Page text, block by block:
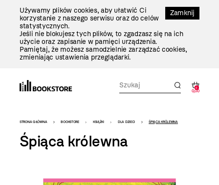
Zamknij
Używamy plików cookies, aby ułatwić Ci
korzystanie z naszego serwisu oraz do celów
statystycznych.
Jeśli nie blokujesz tych plików, to zgadzasz się na ich
użycie oraz zapisanie w pamięci urządzenia.
Pamiętaj, że możesz samodzielnie zarządzać cookies,
zmieniając ustawienia przeglądarki.
0
0,00
Bookstore
-
szablon
STRONA GŁÓWNA BOOKSTORE KSIĄŻKI DLA DZIECI ŚPIĄCA KRÓLEWNA
Śpiąca królewna